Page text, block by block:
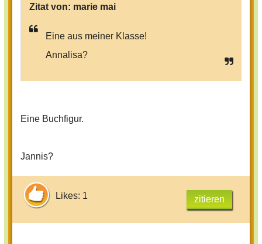
Zitat von: marie mai
Eine aus meiner Klasse!
Annalisa?
Eine Buchfigur.
Jannis?
Likes: 1 zitieren